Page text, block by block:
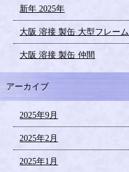
新年 2025年
大阪 溶接 製缶 大型フレーム
大阪 溶接 製缶 仲間
アーカイブ
2025年9月
2025年2月
2025年1月